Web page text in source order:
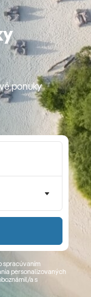
ponuky
spracúvaním
personalizovaných
a s